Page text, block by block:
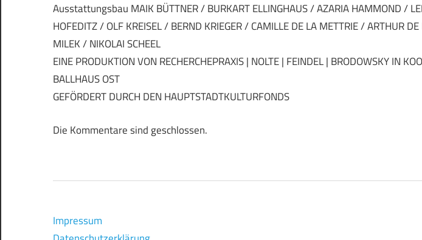
Ausstattungsbau MAIK BÜTTNER / BURKART ELLINGHAUS / AZARIA HAMMOND /
HOFEDITZ / OLF KREISEL / BERND KRIEGER / CAMILLE DE LA METTRIE / ARTHUR
MILEK / NIKOLAI SCHEEL
EINE PRODUKTION VON RECHERCHEPRAXIS | NOLTE | FEINDEL | BRODOWSKY IN
BALLHAUS OST
GEFÖRDERT DURCH DEN HAUPTSTADTKULTURFONDS
Die Kommentare sind geschlossen.
Impressum